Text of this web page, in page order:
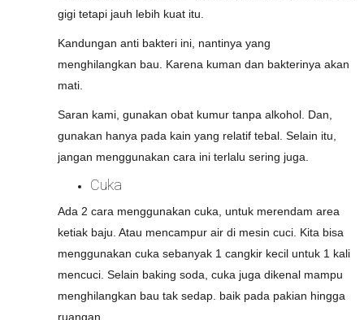
gigi tetapi jauh lebih kuat itu.
Kandungan anti bakteri ini, nantinya yang
menghilangkan bau. Karena kuman dan bakterinya akan
mati.
Saran kami, gunakan obat kumur tanpa alkohol. Dan,
gunakan hanya pada kain yang relatif tebal. Selain itu,
jangan menggunakan cara ini terlalu sering juga.
Cuka
Ada 2 cara menggunakan cuka, untuk merendam area
ketiak baju. Atau mencampur air di mesin cuci. Kita bisa
menggunakan cuka sebanyak 1 cangkir kecil untuk 1 kali
mencuci. Selain baking soda, cuka juga dikenal mampu
menghilangkan bau tak sedap. baik pada pakian hingga
ruangan.